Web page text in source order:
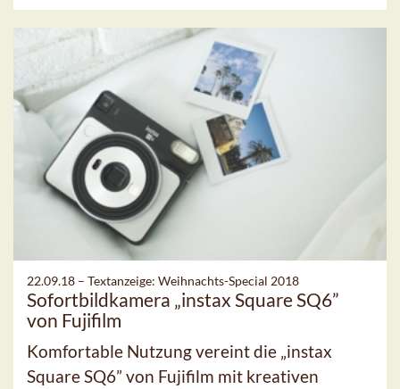
22.09.18 – Textanzeige: Weihnachts-Special 2018
Sofortbildkamera „instax Square SQ6”
von Fujifilm
Komfortable Nutzung vereint die „instax
Square SQ6” von Fujifilm mit kreativen